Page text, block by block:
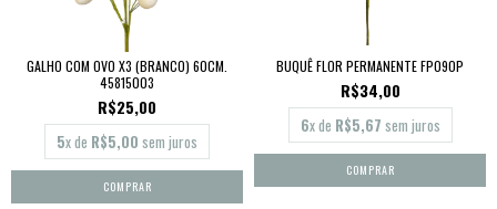
GALHO COM OVO X3 (BRANCO) 60CM.
45815003
R$25,00
5x de R$5,00 sem juros
BUQUÊ FLOR PERMANENTE FP090P
R$34,00
6x de R$5,67 sem juros